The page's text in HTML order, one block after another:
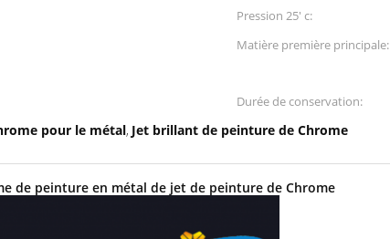
Pression 25' c:
Matière première principale:
Durée de conservation:
pour le métal, Jet brillant de peinture de Chrome
de peinture en métal de jet de peinture de Chrome